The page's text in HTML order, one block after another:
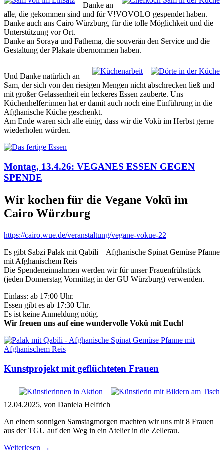
Danke an
alle, die gekommen sind und für V!VOVOLO gespendet haben.
Danke auch ans Cairo Würzburg, für die tolle Möglichkeit und die
Unterstützung vor Ort.
Danke an Soraya und Fathema, die souverän den Service und die
Gestaltung der Plakate übernommen haben.
Und Danke natürlich an
Sam, der sich von den riesigen Mengen nicht abschrecken ließ und
mit großer Gelassenheit ein leckeres Essen zauberte. Uns
Küchenhelfer:innen hat er damit auch noch eine Einführung in die
Afghanische Küche geschenkt.
Am Ende waren sich alle einig, dass wir die Vokü im Herbst gerne
wiederholen würden.
Montag, 13.4.26: VEGANES ESSEN GEGEN
SPENDE
Wir kochen für die Vegane Vokü im
Cairo Würzburg
https://cairo.wue.de/veranstaltung/vegane-vokue-22
Es gibt Sabzi Palak mit Qabili – Afghanische Spinat Gemüse Pfanne
mit Afghanischem Reis
Die Spendeneinnahmen werden wir für unser Frauenfrühstück
(jeden Donnerstag Vormittag in der GU Würzburg) verwenden.
Einlass: ab 17:00 Uhr.
Essen gibt es ab 17:30 Uhr.
Es ist keine Anmeldung nötig.
Wir freuen uns auf eine wundervolle Vokü mit Euch!
Kunstprojekt mit geflüchteten Frauen
12.04.2025, von Daniela Helfrich
An einem sonnigen Samstagmorgen machten wir uns mit 8 Frauen
aus der TGU auf den Weg in ein Atelier in die Zellerau.
Weiterlesen →